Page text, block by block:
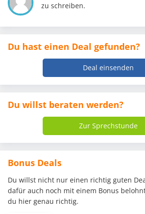
zu schreiben.
Du hast einen Deal gefunden?
Deal einsenden
Du willst beraten werden?
Zur Sprechstunde
Bonus Deals
Du willst nicht nur einen richtig guten
dafür auch noch mit einem Bonus
du hier genau richtig.